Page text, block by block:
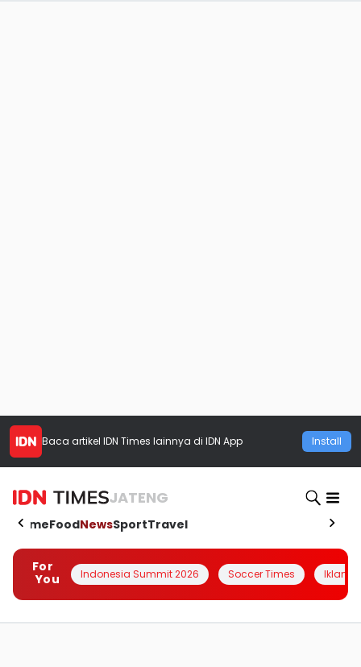
Baca artikel IDN Times lainnya di IDN App Install
JATENG
HomeFoodNewsSportTravel
For
You
Indonesia Summit 2026 Soccer Times Iklanin